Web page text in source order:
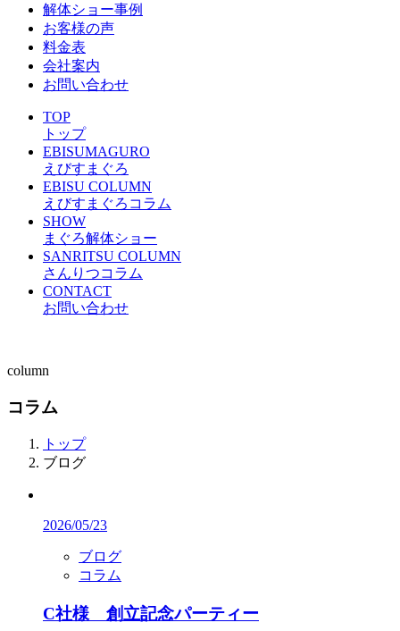
解体ショー事例
お客様の声
料金表
会社案内
お問い合わせ
TOP
トップ
EBISUMAGURO
えびすまぐろ
EBISU COLUMN
えびすまぐろコラム
SHOW
まぐろ解体ショー
SANRITSU COLUMN
さんりつコラム
CONTACT
お問い合わせ
column
コラム
トップ
ブログ
2026/05/23
ブログ
コラム
C社様 創立記念パーティー